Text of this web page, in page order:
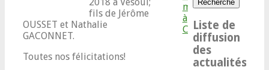
fils de Jérôme
OUSSET et Nathalie
GACONNET.
Toutes nos félicitations!
maison
à
ChoyeListe de
diffusion
des
actualités